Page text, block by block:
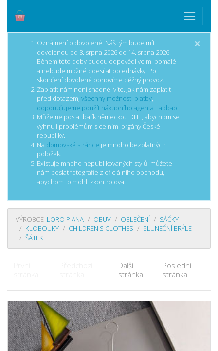
Oznámení o dovolené: Náš tým bude mít
dovolenou od 8. srpna 2026 do 14. srpna 2026.
Během této doby budou odpovědi velmi pomalé
a nebude možné odesílat objednávky. Po
skončení dovolené obnovíme běžný provoz.
Zaplatit nám není snadné, víte, jak nám zaplatit
před dotazem, všechny možnosti platby,
doporučujeme použít nákupního agenta Taobao.
Můžeme poslat balík německou DHL, abychom se
vyhnuli problémům s celními orgány České
republiky.
Na domovské stránce je mnoho bezplatných
položek.
Existuje mnoho nepublikovaných stylů, můžete
nám poslat fotografie z oficiálního obchodu,
abychom to mohli zkontrolovat.
×
VÝROBCE :LORO PIANA OBUV OBLEČENÍ
SÁČKY
KLOBOUKY
CHILDREN'S CLOTHES
SLUNEČNÍ BRÝLE
ŠÁTEK
Další
stránka
Poslední
stránka